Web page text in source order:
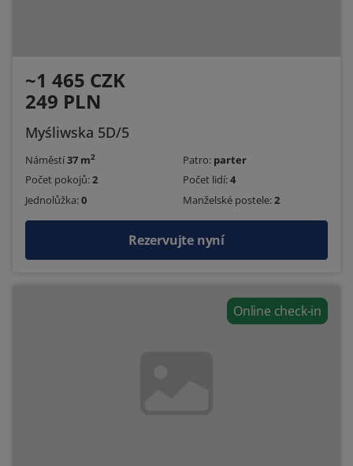
~1 465 CZK
249 PLN
Myśliwska 5D/5
Náměstí37 m2 Patro: parter
Počet pokojů:2 Počet lidí:4
Jednolůžka:0 Manželské postele:2
Rezervujte nyní
Online check-in